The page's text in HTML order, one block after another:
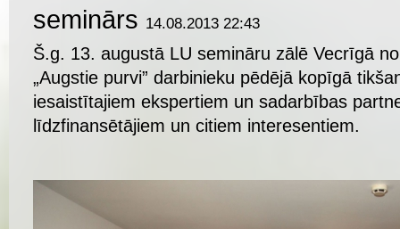
seminārs 14.08.2013 22:43
Š.g. 13. augustā LU semināru zālē Vecrīgā
„Augstie purvi” darbinieku pēdējā kopīgā
iesaistītajiem ekspertiem un sadarbības
līdzfinansētājiem un citiem interesentiem.